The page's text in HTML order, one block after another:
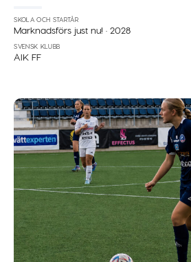
SKOLA OCH STARTÅR
Marknadsförs just nu!·2028
SVENSK KLUBB
AIK FF